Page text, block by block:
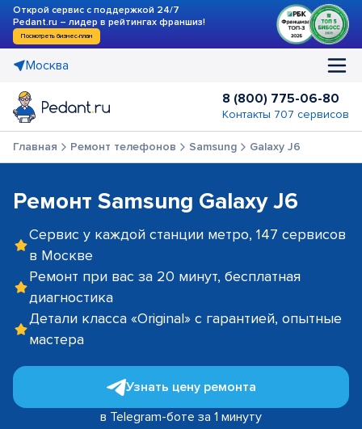
Открой сервис с поддержкой 24/7
Pedant.ru – лидер в рейтингах франшиз!
Посмотреть бизнес-план
Москва
8 (800) 775-06-80
Контакты 707 сервисов
Главная Ремонт телефонов Samsung Galaxy J6
Ремонт Samsung Galaxy J6
Сервис у каждой станции метро, 147 сервисов
в Москве
Ремонт при вас за 20 минут, бесплатная
диагностика
Детали класса «Original» с гарантией, опытные
мастера
Узнать цену ремонта
в Telegram-боте за 1 минуту